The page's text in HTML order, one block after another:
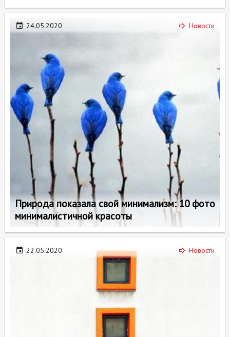
24.05.2020 Новости
Природа показала свой минимализм: 10 фото
минималистичной красоты
22.05.2020 Новости